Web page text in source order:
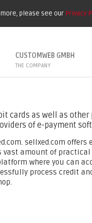
please see our Privacy
CUSTOMWEB GMBH
THE COMPANY
cards as well as
of e-payment
sellxed.com
amount of
where you can
process credit